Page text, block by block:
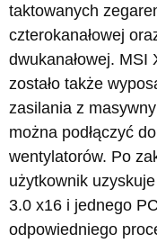
taktowanych
czterokanałowej
dwukanałowej. MSI
zostało także
zasilania z
można podłączyć
wentylatorów. Po
użytkownik
3.0 x16 i jednego
odpowiedniego